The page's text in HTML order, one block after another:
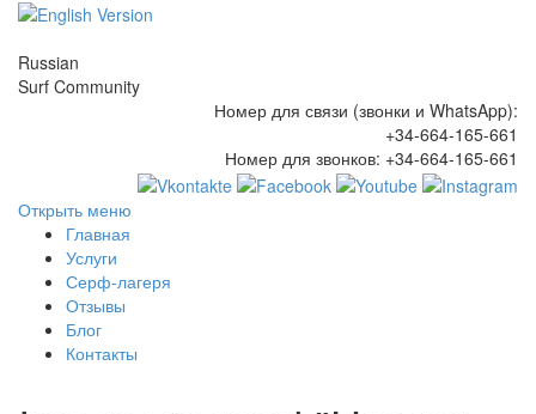
Russian
Surf Community
Номер для связи (звонки и WhatsApp):
+34-664-165-661
Номер для звонков: +34-664-165-661
Открыть меню
Главная
Услуги
Серф-лагеря
Отзывы
Блог
Контакты